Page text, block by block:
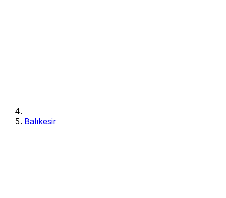
Balıkesir